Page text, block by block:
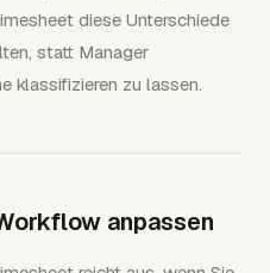
diese Unterschiede
statt Manager
klassifizieren zu lassen.
anpassen